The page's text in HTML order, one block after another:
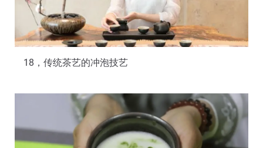
18，传统茶艺的冲泡技艺